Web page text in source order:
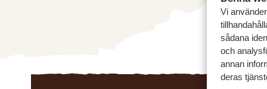
Vi
sådana
och
annan
deras